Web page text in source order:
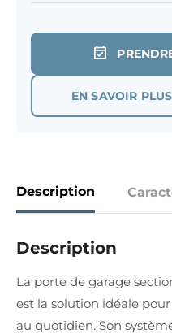
EN SAVOIR
Description
Description
La porte de garage
est la solution idéale
au quotidien. Son